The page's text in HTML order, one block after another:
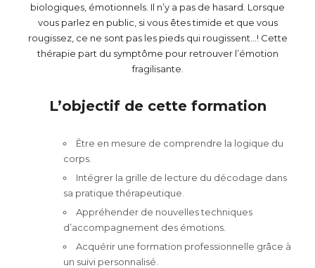
biologiques, émotionnels. Il n’y a pas de hasard. Lorsque
vous parlez en public, si vous êtes timide et que vous
rougissez, ce ne sont pas les pieds qui rougissent…! Cette
thérapie part du symptôme pour retrouver l’émotion
fragilisante.
L’objectif de cette formation
Être en mesure de comprendre la logique du
corps.
Intégrer la grille de lecture du décodage dans
sa pratique thérapeutique.
Appréhender de nouvelles techniques
d’accompagnement des émotions.
Acquérir une formation professionnelle grâce à
un suivi personnalisé.